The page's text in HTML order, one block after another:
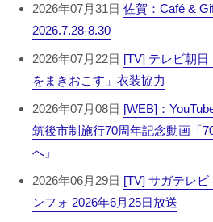
2026年07月31日 佐賀：Café &
2026.7.28-8.30
2026年07月22日 [TV] テレビ朝
をまきおこす」衣装協力
2026年07月08日 [WEB]：
筑後市制施行70周年記念動画「
へ」
2026年06月29日 [TV] サガテレ
ンフォ 2026年6月25日放送